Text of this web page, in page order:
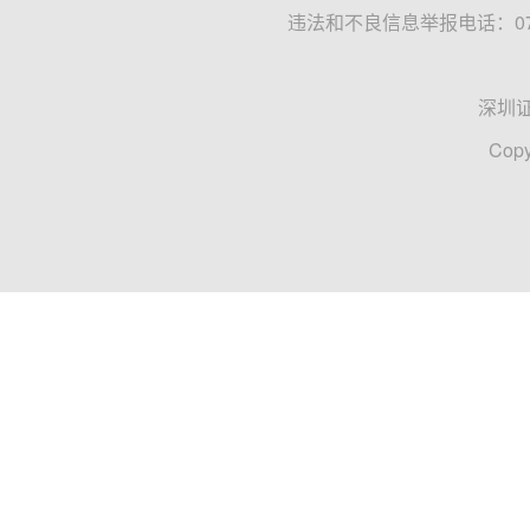
违法和不良信息举报电话：
深圳